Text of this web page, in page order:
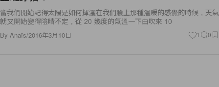
當我們開始記得太陽是如何揮灑在我們臉上那種溫暖的感覺的時候，天氣
就又開始變得陰晴不定，從 20 幾度的氣溫一下由吹來 10
By Anaïs/2016年3月10日 1 0